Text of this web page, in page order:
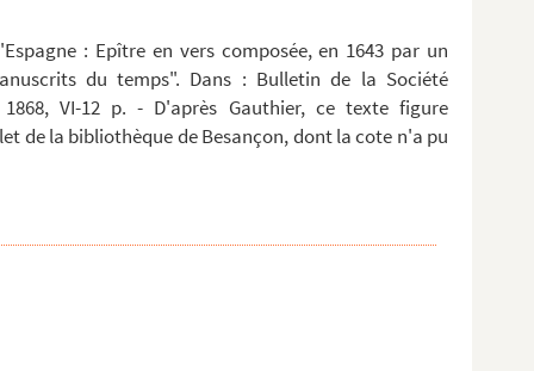
: Epître en vers composée, en 1643 par un
du temps". Dans : Bulletin de la Société
VI-12 p. - D'après Gauthier, ce texte figure
de la bibliothèque de Besançon, dont la cote n'a pu